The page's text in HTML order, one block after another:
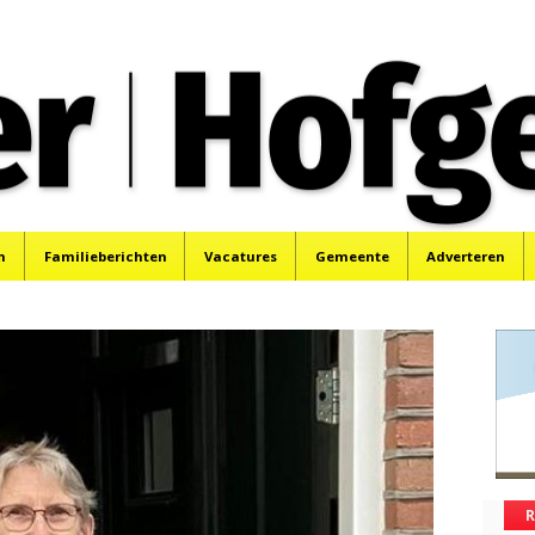
Familieberichten Vacatures Gemeente Adverteren